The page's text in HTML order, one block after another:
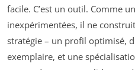
facile. C’est un outil. Comme
inexpérimentées, il ne
stratégie – un profil optimisé,
exemplaire, et une